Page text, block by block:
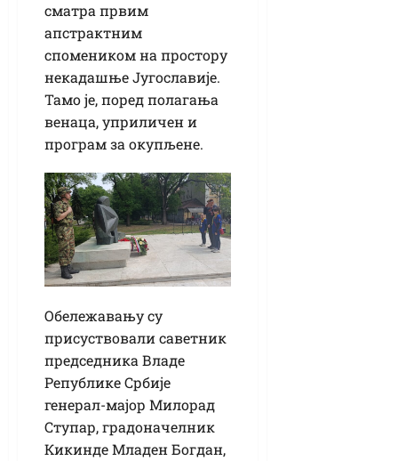
сматра првим
апстрактним
спомеником на простору
некадашње Југославије.
Тамо је, поред полагања
венаца, уприличен и
програм за окупљене.
Обележавању су
присуствовали саветник
председника Владе
Републике Србије
генерал-мајор Милорад
Ступар, градоначелник
Кикинде Младен Богдан,